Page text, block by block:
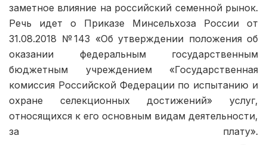
заметное влияние на российский семенной рынок.
Речь идет о Приказе Минсельхоза России от
31.08.2018 №143 «Об утверждении положения об
оказании федеральным государственным
бюджетным учреждением «Государственная
комиссия Российской Федерации по испытанию и
охране селекционных достижений» услуг,
относящихся к его основным видам деятельности,
за плату».